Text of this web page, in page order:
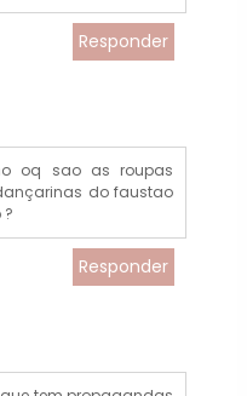
Responder
oq sao as roupas
do faustao
Responder